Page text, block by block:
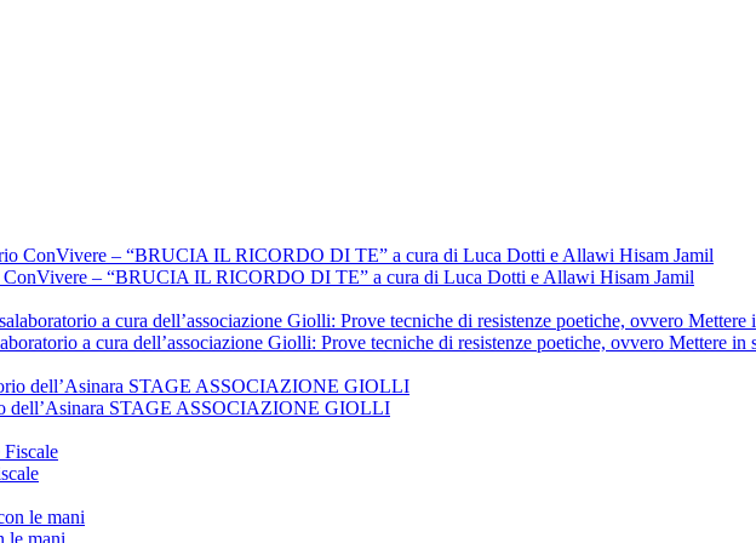
ConVivere – “BRUCIA IL RICORDO DI TE” a cura di Luca Dotti e Allawi Hisam Jamil
a cura dell’associazione Giolli: Prove tecniche di resistenze poetiche, ovvero Mettere in
dell’Asinara STAGE ASSOCIAZIONE GIOLLI
le mani